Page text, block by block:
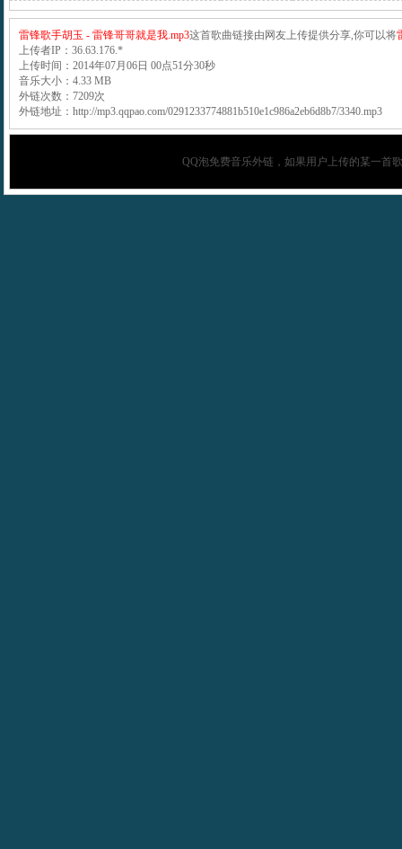
雷锋歌手胡玉 - 雷锋哥哥就是我.mp3这首歌曲链接由网友上传提供分享,你可以将
上传者IP：36.63.176.*
上传时间：2014年07月06日 00点51分30秒
音乐大小：4.33 MB
外链次数：7209次
外链地址：http://mp3.qqpao.com/0291233774881b510e1c986a2eb6d8b7/3340.mp3
QQ泡免费音乐外链，如果用户上传的某一首